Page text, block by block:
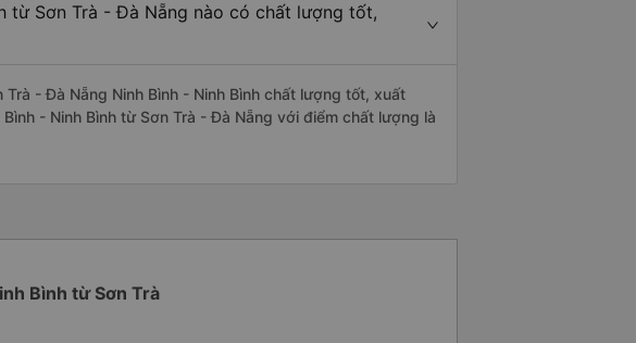
từ Sơn Trà - Đà Nẵng nào có chất lượng tốt,
- Đà Nẵng Ninh Bình - Ninh Bình chất lượng tốt, xuất
- Ninh Bình từ Sơn Trà - Đà Nẵng với điểm chất lượng là
Bình từ Sơn Trà